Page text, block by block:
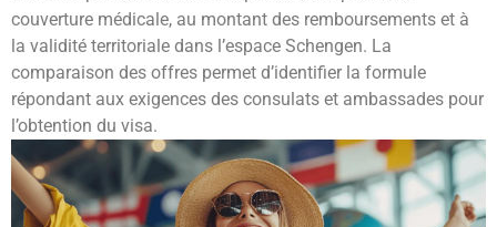
couverture médicale, au montant des remboursements et à
la validité territoriale dans l’espace Schengen. La
comparaison des offres permet d’identifier la formule
répondant aux exigences des consulats et ambassades pour
l’obtention du visa.